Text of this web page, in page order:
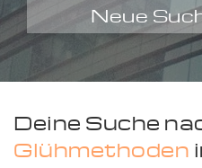
Neue
Deine Suche
Glühmethoden